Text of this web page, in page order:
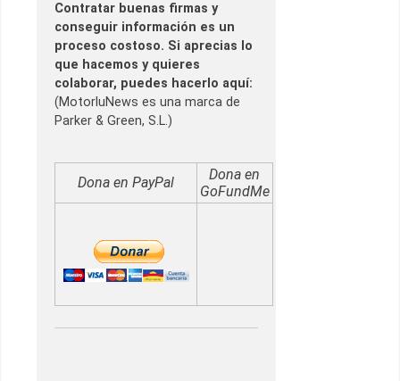
Contratar buenas firmas y
conseguir información es un
proceso costoso. Si aprecias lo
que hacemos y quieres
colaborar, puedes hacerlo aquí:
(MotorluNews es una marca de
Parker & Green, S.L.)
Dona en PayPal
Dona en
GoFundMe